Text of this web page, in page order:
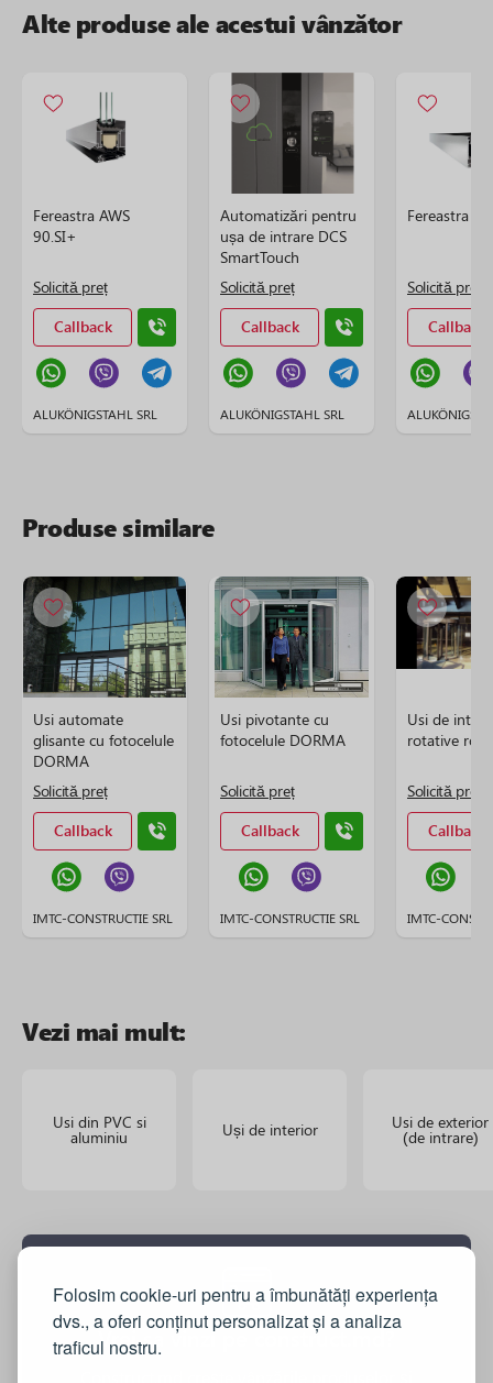
Folosim cookie-uri pentru a îmbunătăți experiența
dvs., a oferi conținut personalizat și a analiza
traficul nostru.
Alte produse ale acestui vânzător
Fereastra AWS
90.SI+
Solicită preț
Callback
ALUKÖNIGSTAHL SRL
Automatizări pentru
ușa de intrare DCS
SmartTouch
Solicită preț
Callback
ALUKÖNIGSTAHL SRL
Fereastra
Solicită preț
Callback
Produse similare
Usi automate
glisante cu fotocelule
DORMA
Solicită preț
Callback
IMTC-CONSTRUCTIE SRL
Usi pivotante cu
fotocelule DORMA
Solicită preț
Callback
IMTC-CONSTRUCTIE SRL
Usi de
rotative
Solicită preț
Callback
IMTC-
Vezi mai mult:
Usi din PVC si
aluminiu Uși de interior Usi de exterior
(de intrare)
Vrei sa vinzi pe construct.md?